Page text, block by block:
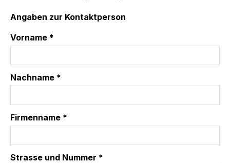
Angaben zur Kontaktperson
Vorname *
Nachname *
Firmenname *
Strasse und Nummer *